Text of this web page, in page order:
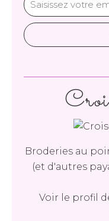
Broderies au
(et d'autres
Voir le profil